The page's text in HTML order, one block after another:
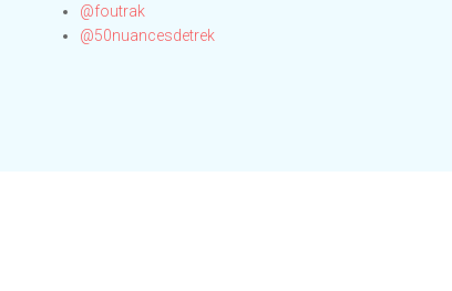
@foutrak
@50nuancesdetrek